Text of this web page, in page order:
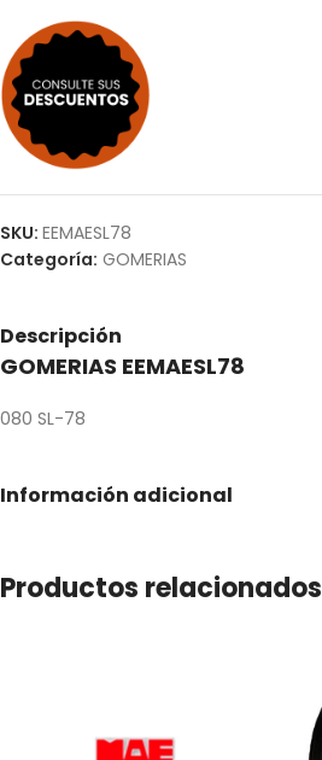
SKU: EEMAESL78
Categoría: GOMERIAS
Descripción
GOMERIAS EEMAESL78
080 SL-78
Información adicional
Productos relacionados